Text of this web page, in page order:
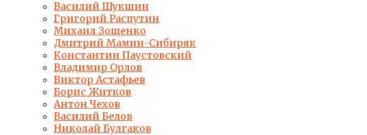
Василий Шукшин
Григорий Распутин
Михаил Зощенко
Дмитрий Мамин-Сибиряк
Константин Паустовский
Владимир Орлов
Виктор Астафьев
Борис Житков
Антон Чехов
Василий Белов
Николай Булгаков